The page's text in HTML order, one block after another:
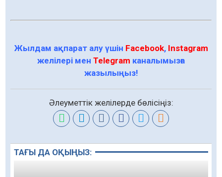
Жылдам ақпарат алу үшін Facebook, Instagram
желілері мен Telegram каналымызға
жазылыңыз!
Әлеуметтік желілерде бөлісіңіз:
ТАҒЫ ДА ОҚЫҢЫЗ: